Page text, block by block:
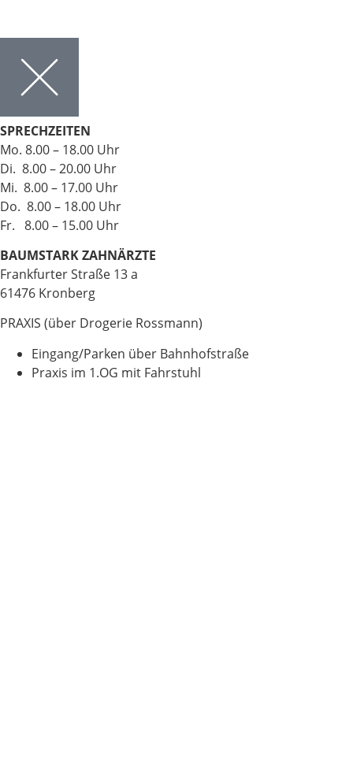
SPRECHZEITEN
Mo. 8.00 – 18.00 Uhr
Di. 8.00 – 20.00 Uhr
Mi. 8.00 – 17.00 Uhr
Do. 8.00 – 18.00 Uhr
Fr. 8.00 – 15.00 Uhr
BAUMSTARK ZAHNÄRZTE
Frankfurter Straße 13 a
61476 Kronberg
PRAXIS (über Drogerie Rossmann)
Eingang/Parken über Bahnhofstraße
Praxis im 1.OG mit Fahrstuhl